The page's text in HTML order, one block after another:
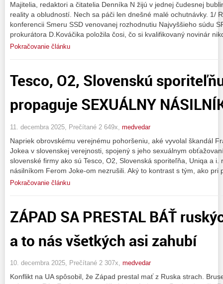
Majitelia, redaktori a čitatelia Denníka N žijú v jednej čudesnej
reality a obludností. Nech sa páči len dnešné malé ochutnávky. 1/
konferencii Smeru SSD venovanej rozhodnutiu Najvyššieho súdu
prokurátora D.Kováčika položila čosi, čo si kvalifikovaný novinár
Pokračovanie článku
Tesco, O2, Slovenskú
propaguje SEXUÁLNY
11. decembra 2025, Prečítané 2 649x, medvedar
Napriek obrovskému verejnému pohoršeniu, aké vyvolal škandál
Jokea v slovenskej verejnosti, spojený s jeho sexuálnym
slovenské firmy ako sú Tesco, O2, Slovenská sporiteľňa, Uniqa a
násilníkom Ferom Joke-om nezrušili. Aký to kontrast s tým, ako
Pokračovanie článku
ZÁPAD SA PRESTAL BÁŤ
a to nás všetkých asi zahubí
10. decembra 2025, Prečítané 2 307x, medvedar
Konflikt na UA spôsobil, že Západ prestal mať z Ruska strach.